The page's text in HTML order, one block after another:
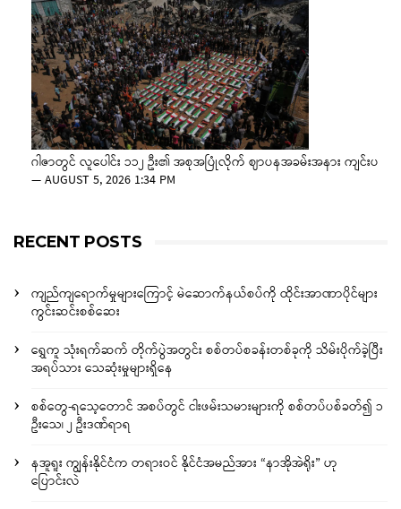
ဂါဇာတွင် လူပေါင်း ၁၁၂ ဦး၏ အစုအပြုံလိုက် ဈာပနအခမ်းအနား ကျင်းပ
—AUGUST 5, 2026 1:34 PM
RECENT POSTS
ကျည်ကျရောက်မှုများကြောင့် မဲဆောက်နယ်စပ်ကို ထိုင်းအာဏာပိုင်များ
ကွင်းဆင်းစစ်ဆေး
ရွှေကူ သုံးရက်ဆက် တိုက်ပွဲအတွင်း စစ်တပ်စခန်းတစ်ခုကို သိမ်းပိုက်ခဲ့ပြီး
အရပ်သား သေဆုံးမှုများရှိနေ
စစ်တွေ-ရသေ့တောင် အစပ်တွင် ငါးဖမ်းသမားများကို စစ်တပ်ပစ်ခတ်၍ ၁
ဦးသေ၊ ၂ ဦးဒဏ်ရာရ
နအူရူး ကျွန်းနိုင်ငံက တရားဝင် နိုင်ငံအမည်အား “နာအိုအဲရိုး” ဟု
ပြောင်းလဲ